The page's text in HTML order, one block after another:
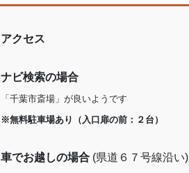
アクセス
ナビ検索の場合
「千葉市斎場」が良いようです
※無料駐車場あり（入口扉の前：２台）
車でお越しの場合 (県道６７号線沿い)